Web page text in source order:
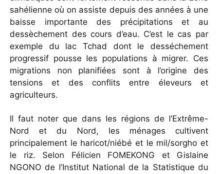
sahélienne où on assiste depuis des années à une
baisse importante des précipitations et au
dessèchement des cours d’eau. C’est le cas par
exemple du lac Tchad dont le desséchement
progressif pousse les populations à migrer. Ces
migrations non planifiées sont à l’origine des
tensions et des conflits entre éleveurs et
agriculteurs.
Il faut noter que dans les régions de l’Extrême-
Nord et du Nord, les ménages cultivent
principalement le haricot/niébé et le mil/sorgho et
le riz. Selon Félicien FOMEKONG et Gislaine
NGONO de l’Institut National de la Statistique du